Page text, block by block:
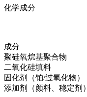
化学成分
成分
聚硅氧烷基聚合物
二氧化硅填料
固化剂（铂/过氧化物）
添加剂（颜料、稳定剂）